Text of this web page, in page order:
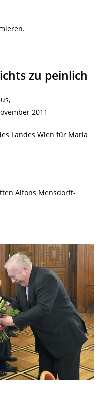
zu peinlich
2011
Landes Wien für Maria
Alfons Mensdorff-